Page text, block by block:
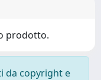
prodotto.
da copyright e